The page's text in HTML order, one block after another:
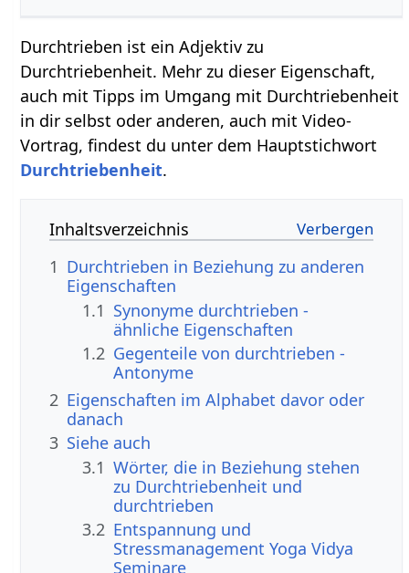
Durchtrieben ist ein Adjektiv zu
Durchtriebenheit. Mehr zu dieser Eigenschaft,
auch mit Tipps im Umgang mit Durchtriebenheit
in dir selbst oder anderen, auch mit Video-
Vortrag, findest du unter dem Hauptstichwort
Durchtriebenheit.
Inhaltsverzeichnis
1 Durchtrieben in Beziehung zu anderen
Eigenschaften
1.1 Synonyme durchtrieben -
ähnliche Eigenschaften
1.2 Gegenteile von durchtrieben -
Antonyme
2 Eigenschaften im Alphabet davor oder
danach
3 Siehe auch
3.1 Wörter, die in Beziehung stehen
zu Durchtriebenheit und
durchtrieben
3.2 Entspannung und
Stressmanagement Yoga Vidya
Seminare